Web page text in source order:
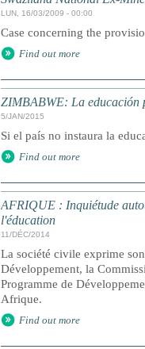
LUN, 16/03/2009 - 00:00
Case concerning the
Find out more
ZIMBABWE: La educación
5/JAN/2015
Si el país no instaura la
Find out more
AFRIQUE : Inquiétude
l'éducation
11/DÉC/2014
La société civile exprime
Développement, la
Programme de
Afrique.
Find out more